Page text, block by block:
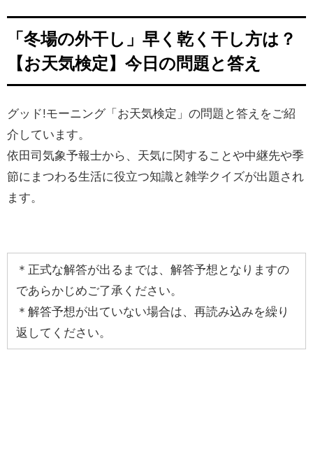
「冬場の外干し」早く乾く干し方は？
【お天気検定】今日の問題と答え
グッド!モーニング「お天気検定」の問題と答えをご紹
介しています。
依田司気象予報士から、天気に関することや中継先や季
節にまつわる生活に役立つ知識と雑学クイズが出題され
ます。
＊正式な解答が出るまでは、解答予想となりますの
であらかじめご了承ください。
＊解答予想が出ていない場合は、再読み込みを繰り
返してください。